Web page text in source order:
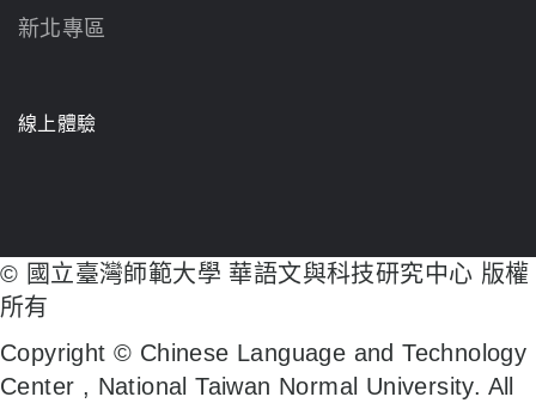
新北專區
線上體驗
© 國立臺灣師範大學 華語文與科技研究中心 版權
所有
Copyright © Chinese Language and Technology
Center , National Taiwan Normal University. All